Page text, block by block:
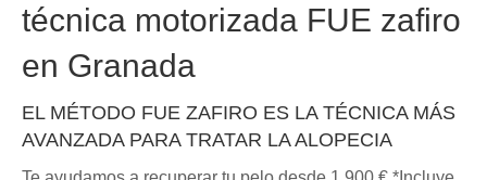
técnica motorizada FUE zafiro
en Granada
EL MÉTODO FUE ZAFIRO ES LA TÉCNICA MÁS
AVANZADA PARA TRATAR LA ALOPECIA